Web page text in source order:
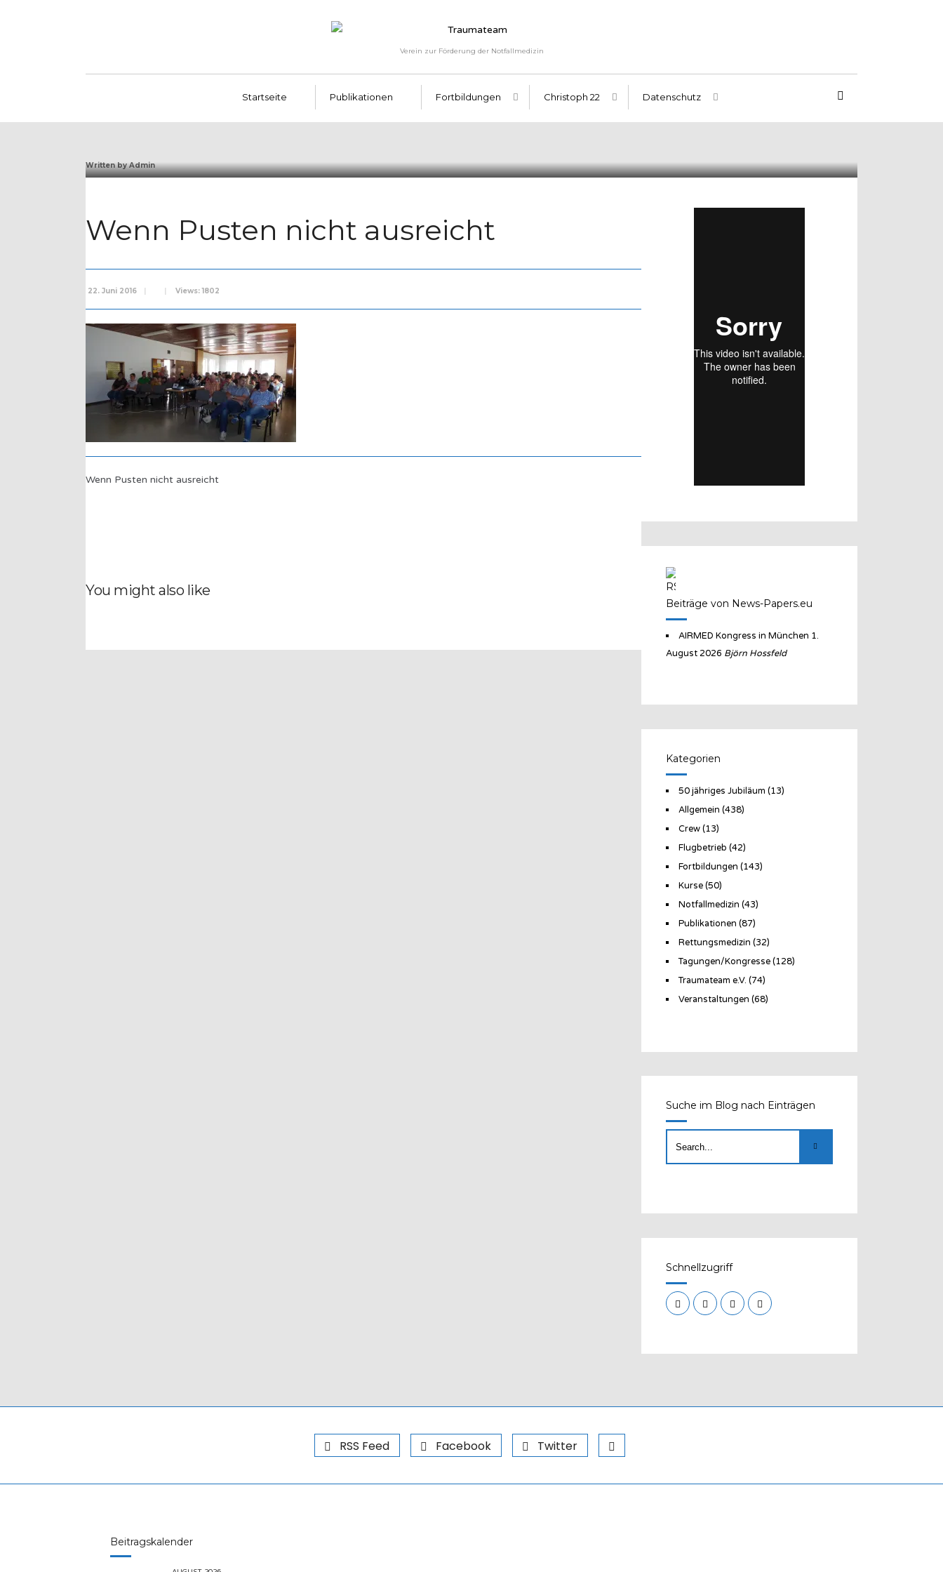
Verein zur Förderung der Notfallmedizin
Startseite Publikationen Fortbildungen Christoph 22 Datenschutz
Written byAdmin
Wenn Pusten nicht ausreicht
22. Juni 2016 | | Views: 1802
Wenn Pusten nicht ausreicht
You might also like
Beiträge von News-Papers.eu
AIRMED Kongress in München 1.
August 2026 Björn Hossfeld
Kategorien
50 jähriges Jubiläum (13)
Allgemein (438)
Crew(13)
Flugbetrieb (42)
Fortbildungen (143)
Kurse(50)
Notfallmedizin (43)
Publikationen (87)
Rettungsmedizin (32)
Tagungen/Kongresse(128)
Traumateam e.V. (74)
Veranstaltungen (68)
Suche im Blog nach Einträgen
Schnellzugriff
RSS Feed Facebook Twitter
Beitragskalender